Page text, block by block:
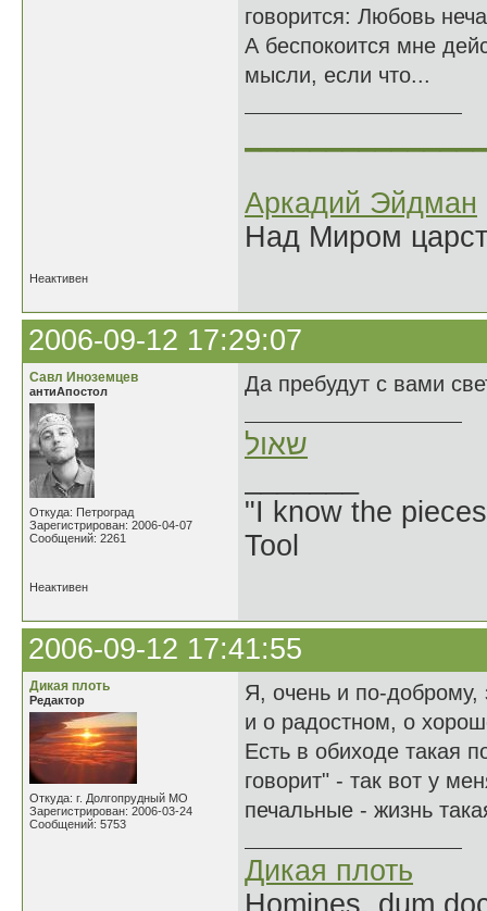
говорится: Любовь
А беспокоится мне
мысли, если что...
Аркадий Эйдман
Над Миром
Неактивен
2006-09-12 17:29:07
Савл Иноземцев
антиАпостол
Откуда: Петроград
Зарегистрирован: 2006-04-07
Сообщений: 2261
Да пребудут с вами
שאול
"I know the
Tool
Неактивен
2006-09-12 17:41:55
Дикая плоть
Редактор
Откуда: г. Долгопрудный МО
Зарегистрирован: 2006-03-24
Сообщений: 5753
Я, очень и по-
и о радостном, о
Есть в обиходе такая
говорит" - так вот у
печальные - жизнь
Дикая плоть
Homines, dum